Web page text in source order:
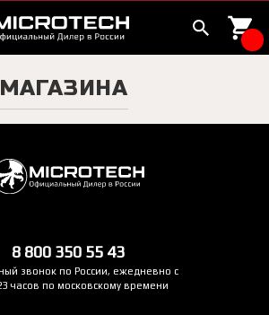
8 800 350 55 43
звонок по России, ежедневно с
часов по московскому времени